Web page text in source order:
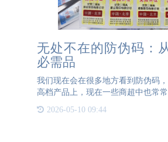
无处不在的防伪码：
必需品
我们现在会在很多地方看到防伪码
高档产品上，现在一些商超中也常常
求，另一方面是企业的竞争越来越严
2026-05-10 09:44